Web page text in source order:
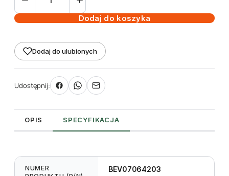
(folia)
woskowo-
żywiczna
Premium
64
74m
Dodaj do koszyka
Dodaj do ulubionych
Udostępnij:
OPIS SPECYFIKACJA
NUMER
BEV07064203